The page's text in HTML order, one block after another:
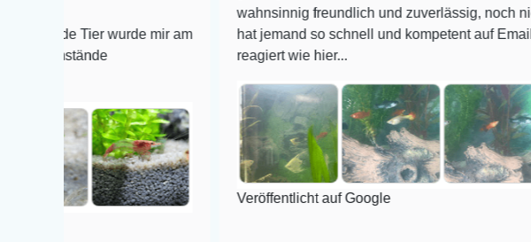
Tier wurde mir am
wahnsinnig freundlich und zuverlässig, noch nie
hat jemand so schnell und kompetent auf Emails
reagiert wie hier...
Veröffentlicht auf Google